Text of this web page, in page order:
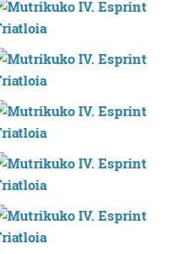
teknologiaz
gero, teknologia hori
diguzu. Gehiago